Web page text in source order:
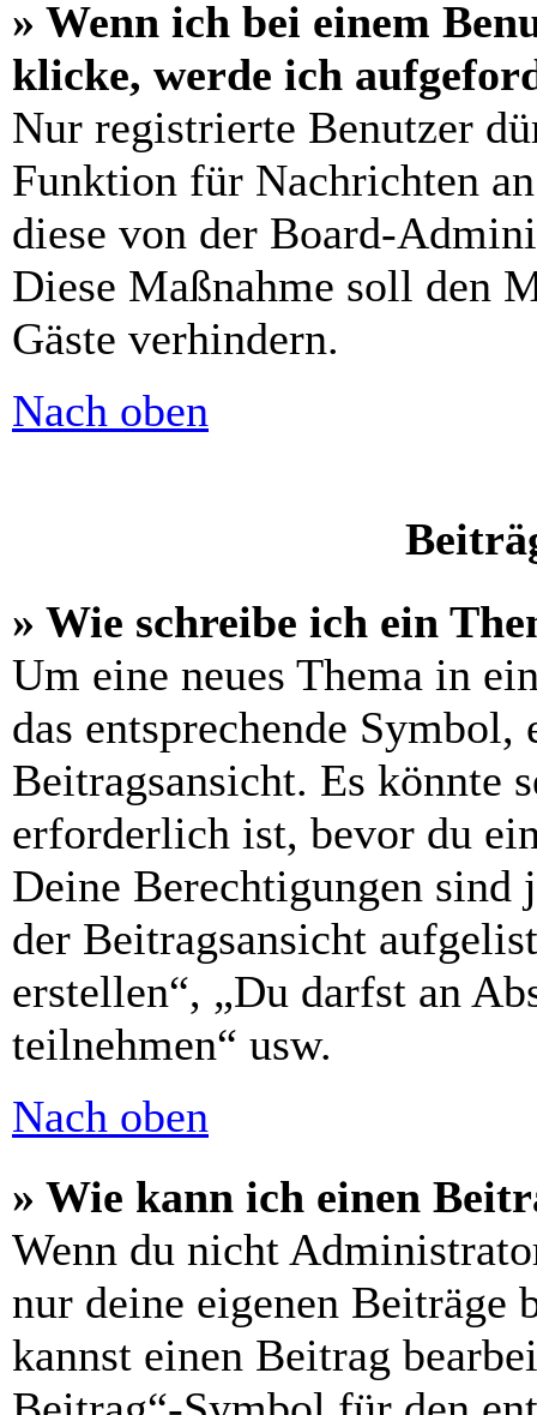
» Wenn ich bei einem
klicke, werde ich
Nur registrierte Benutzer
Funktion für Nachrichten
diese von der Board-
Diese Maßnahme soll den
Gäste verhindern.
Nach oben
» Wie schreibe ich ein
Um eine neues Thema in
das entsprechende
Beitragsansicht. Es könnte
erforderlich ist, bevor du
Deine Berechtigungen sind
der Beitragsansicht
erstellen“, „Du darfst an
teilnehmen“ usw.
Nach oben
» Wie kann ich einen
Wenn du nicht
nur deine eigenen Beiträge
kannst einen Beitrag